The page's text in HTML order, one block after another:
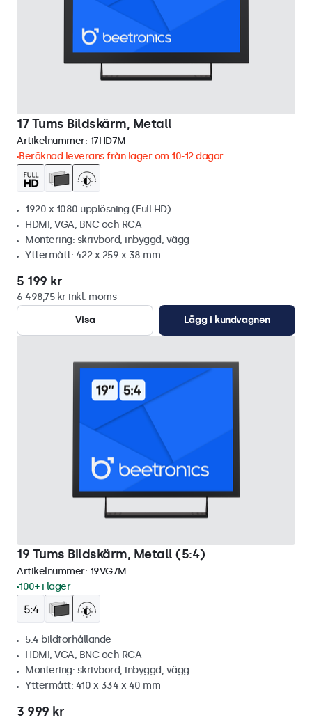
17 Tums Bildskärm, Metall
Artikelnummer: 17HD7M
Beräknad leverans från lager om 10-12 dagar
1920 x 1080 upplösning (Full HD)
HDMI, VGA, BNC och RCA
Montering: skrivbord, inbyggd, vägg
Yttermått: 422 x 259 x 38 mm
5 199 kr
6 498,75 kr inkl. moms
Visa
Lägg i kundvagnen
19 Tums Bildskärm, Metall (5:4)
Artikelnummer: 19VG7M
100+ i lager
5:4 bildförhållande
HDMI, VGA, BNC och RCA
Montering: skrivbord, inbyggd, vägg
Yttermått: 410 x 334 x 40 mm
3 999 kr